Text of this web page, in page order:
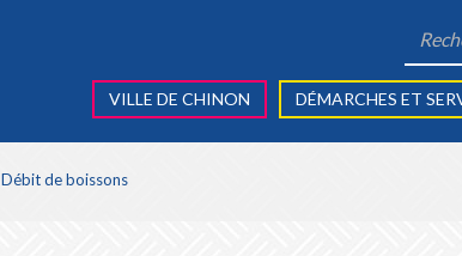
de:
VILLE DE CHINON DÉMARCHES ET
Débit de boissons